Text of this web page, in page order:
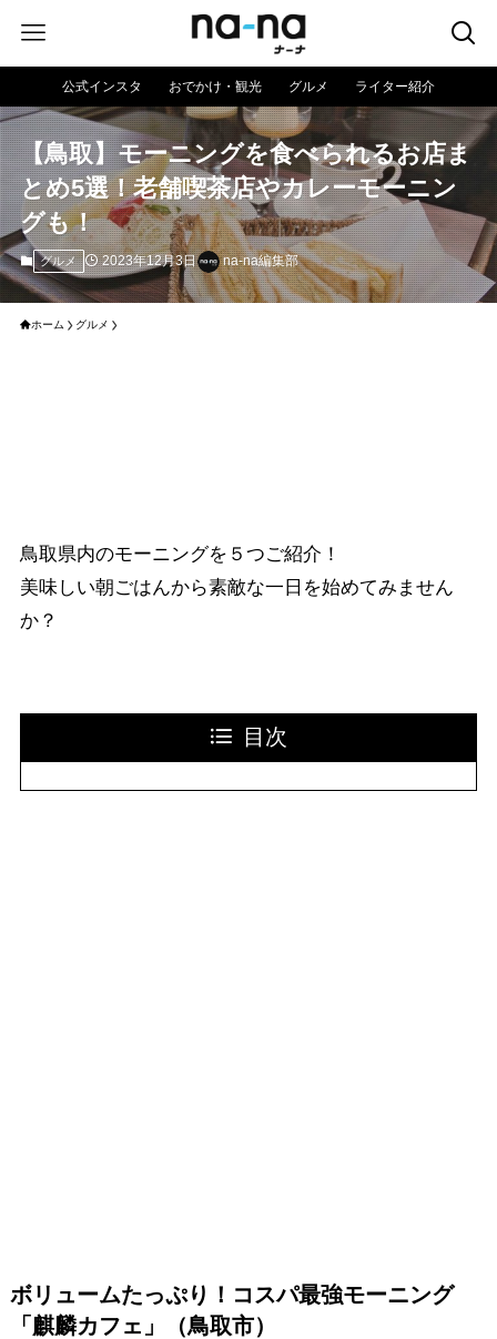
公式インスタ おでかけ・観光 グルメ ライター紹介
【鳥取】モーニングを食べられるお店ま
とめ5選！老舗喫茶店やカレーモーニン
グも！
グルメ 2023年12月3日 na-na編集部
ホーム グルメ
鳥取県内のモーニングを５つご紹介！
美味しい朝ごはんから素敵な一日を始めてみません
か？
目次
ボリュームたっぷり！コスパ最強モーニング
「麒麟カフェ」（鳥取市）